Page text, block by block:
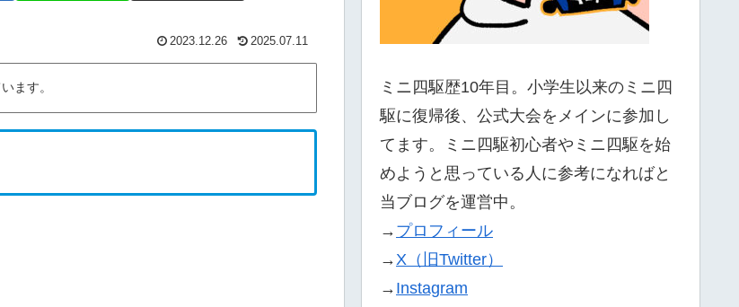
2023.12.26 2025.07.11
ます。
ミニ四駆歴10年目。小学生以来のミニ四
駆に復帰後、公式大会をメインに参加し
てます。ミニ四駆初心者やミニ四駆を始
めようと思っている人に参考になればと
当ブログを運営中。
→ プロフィール
→X（旧Twitter）
→ Instagram